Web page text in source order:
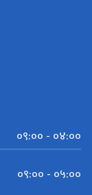
०९:०० - ०४:००
०९:०० - ०५:००